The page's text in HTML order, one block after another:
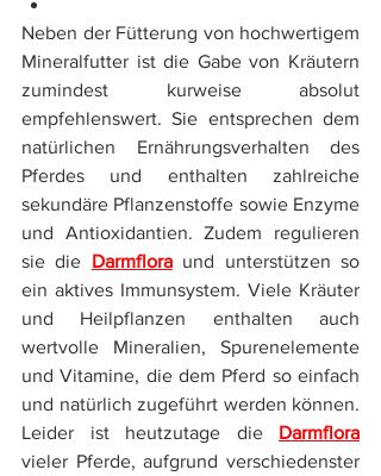
Neben der Fütterung von hochwertigem
Mineralfutter ist die Gabe von Kräutern
zumindest kurweise absolut
empfehlenswert. Sie entsprechen dem
natürlichen Ernährungsverhalten des
Pferdes und enthalten zahlreiche
sekundäre Pflanzenstoffe sowie Enzyme
und Antioxidantien. Zudem regulieren
sie die Darmflora und unterstützen so
ein aktives Immunsystem. Viele Kräuter
und Heilpflanzen enthalten auch
wertvolle Mineralien, Spurenelemente
und Vitamine, die dem Pferd so einfach
und natürlich zugeführt werden können.
Leider ist heutzutage die Darmflora
vieler Pferde, aufgrund verschiedenster